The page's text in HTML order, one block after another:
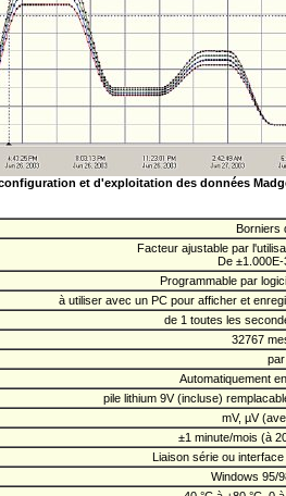
et d'exploitation des données
Borniers
Facteur ajustable par
De ±1.000E-
Programmable par
à utiliser avec un PC pour afficher et
de 1 toutes les
32767
Automatiquement
pile lithium 9V (incluse)
mV, µV
±1 minute/mois (à
Liaison série ou
Windows 95/